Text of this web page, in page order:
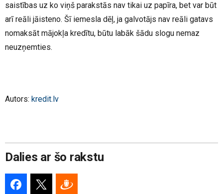
saistības uz ko viņš parakstās nav tikai uz papīra, bet var būt
arī reāli jāisteno. Šī iemesla dēļ, ja galvotājs nav reāli gatavs
nomaksāt mājokļa kredītu, būtu labāk šādu slogu nemaz
neuzņemties.
Autors: kredit.lv
Dalies ar šo rakstu